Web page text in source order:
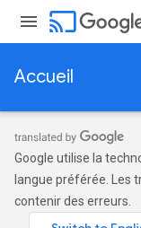
cast
Accueil
Google utilise la
langue préférée. Les
contenir des erreurs.